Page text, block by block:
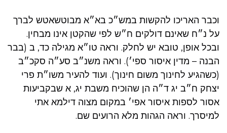
וכבר האריכו להקשות במש״כ בא״א מבוטשאטש לברך
על נ״ח שאינם דולקים ח״ש לפי שהקטן אינו מבחין.
ובכל אופן, טובא יש לחלק. וראה טו״א מגילה כד, ב (בבר
הבנה – מדין איסור ספי׳). וראה משנ״ב סע״ה סקכ״ב
(כשהגיע לחינוך משום חינוך). ועוד להעיר משו״ת פרי
יצחק ח״ב יג ד״ה הן שהוכיח משבת יג, א שבקביעות
אסור לספות איסור אפי׳ במקום מצוה דילמא אתי
למיסרך. וראה הגהות מלא הרועים שם.